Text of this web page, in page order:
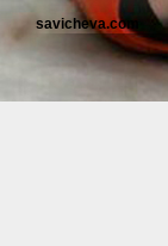
savicheva.com